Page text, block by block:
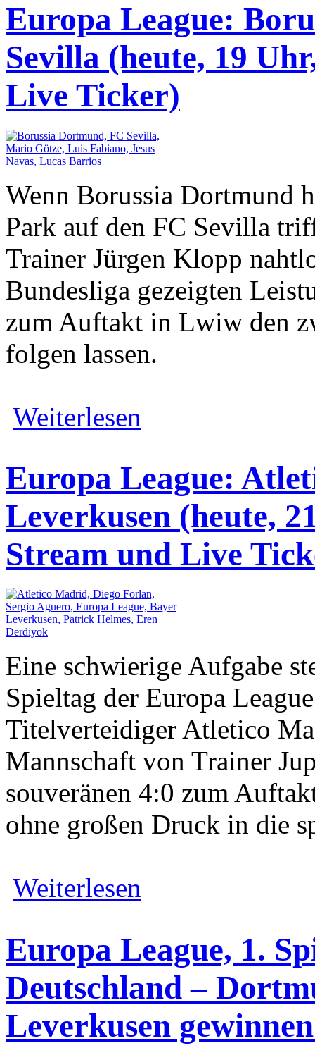
Europa League:
Sevilla (heute, 19
Live Ticker)
Wenn Borussia Dortmund
Park auf den FC Sevilla
Trainer Jürgen Klopp
Bundesliga gezeigten
zum Auftakt in Lwiw den
folgen lassen.
Weiterlesen
Europa League:
Leverkusen (heute,
Stream und Live
Eine schwierige Aufgabe
Spieltag der Europa
Titelverteidiger Atletico
Mannschaft von Trainer
souveränen 4:0 zum
ohne großen Druck in die
Weiterlesen
Europa League, 1.
Deutschland –
Leverkusen